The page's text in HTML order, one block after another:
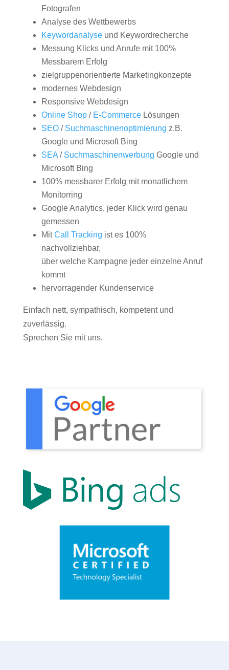
Fotografen
Analyse des Wettbewerbs
Keywordanalyseund Keywordrecherche
Messung Klicks und Anrufe mit 100%
Messbarem Erfolg
zielgruppenorientierte Marketingkonzepte
modernes Webdesign
Responsive Webdesign
Online Shop/ E-CommerceLösungen
SEO/ Suchmaschinenoptimierung z.B.
Google und Microsoft Bing
SEA/ Suchmaschinenwerbung Google und
Microsoft Bing
100% messbarer Erfolg mit monatlichem
Monitorring
Google Analytics, jeder Klick wird genau
gemessen
MitCall Tracking ist es 100%
nachvollziehbar,
über welche Kampagne jeder einzelne Anruf
kommt
hervorragender Kundenservice
Einfach nett, sympathisch, kompetent und
zuverlässig.
Sprechen Sie mit uns.